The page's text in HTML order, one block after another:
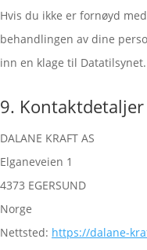
Hvis du ikke er fornøyd
behandlingen av dine
inn en klage til Datatilsynet.
9. Kontaktdetaljer
DALANE KRAFT AS
Elganeveien 1
4373 EGERSUND
Norge
Nettsted: https://dalane-